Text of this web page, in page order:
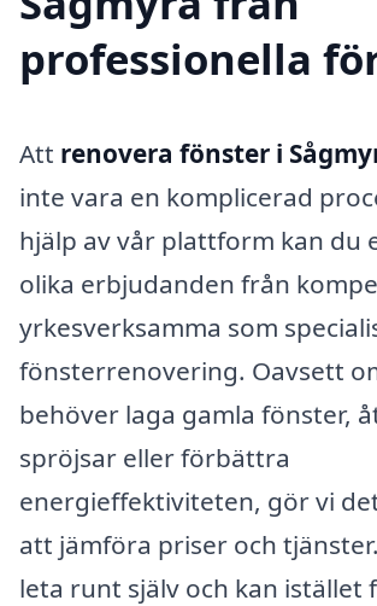
professionella
Att renovera fönster i
inte vara en komplicerad
hjälp av vår plattform kan du
olika erbjudanden från
yrkesverksamma som
fönsterrenovering. Oavsett
behöver laga gamla fönster,
spröjsar eller förbättra
energieffektiviteten, gör vi
att jämföra priser och
leta runt själv och kan istället